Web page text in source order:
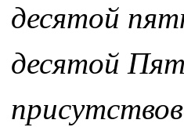
десятой
десятой